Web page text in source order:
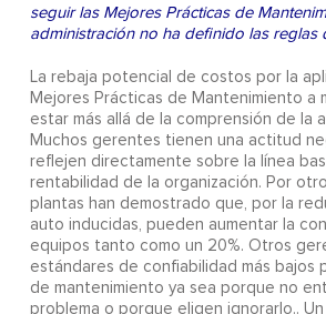
seguir las Mejores Prácticas de
administración no ha definido las reglas
La rebaja potencial de costos por la
Mejores Prácticas de Mantenimiento a
estar más allá de la comprensión de la
Muchos gerentes tienen una actitud
reflejen directamente sobre la línea
rentabilidad de la organización. Por
plantas han demostrado que, por la
auto inducidas, pueden aumentar la
equipos tanto como un 20%. Otros
estándares de confiabilidad más bajos
de mantenimiento ya sea porque no
problema o porque eligen ignorarlo..